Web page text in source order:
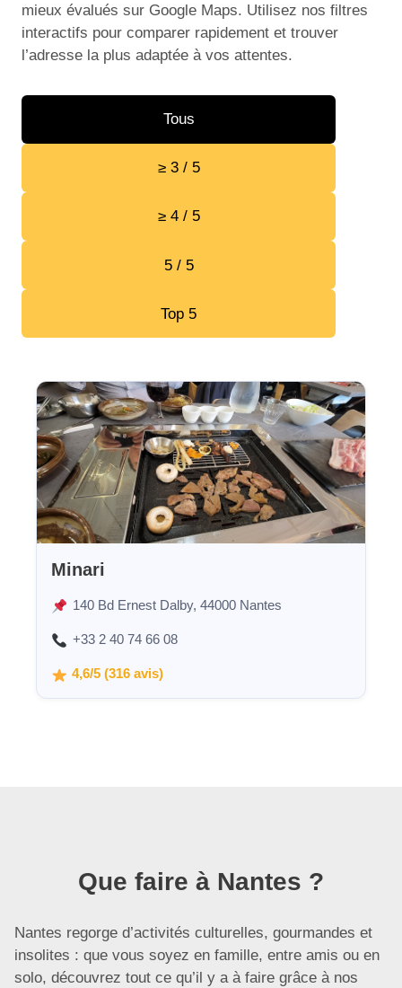
mieux évalués sur Google Maps. Utilisez nos filtres
interactifs pour comparer rapidement et trouver
l’adresse la plus adaptée à vos attentes.
Tous
≥ 3 / 5
≥ 4 / 5
5 / 5
Top 5
Minari
140 Bd Ernest Dalby, 44000 Nantes
+33 2 40 74 66 08
4,6/5 (316 avis)
Que faire à Nantes ?
Nantes regorge d’activités culturelles, gourmandes et
insolites : que vous soyez en famille, entre amis ou en
solo, découvrez tout ce qu’il y a à faire grâce à nos